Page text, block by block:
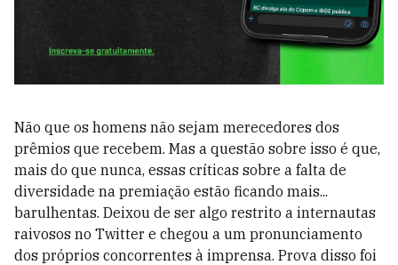
Não que os homens não sejam merecedores dos
prêmios que recebem. Mas a questão sobre isso é que,
mais do que nunca, essas críticas sobre a falta de
diversidade na premiação estão ficando mais...
barulhentas. Deixou de ser algo restrito a internautas
raivosos no Twitter e chegou a um pronunciamento
dos próprios concorrentes à imprensa. Prova disso foi